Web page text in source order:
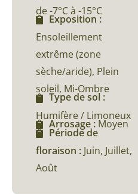
de -7°C à -15°C
Exposition :
Ensoleillement
extrême (zone
sèche/aride), Plein
soleil, Mi-Ombre
Type de sol :
Humifère / Limoneux
Arrosage :Moyen
Période de
floraison : Juin, Juillet,
Août